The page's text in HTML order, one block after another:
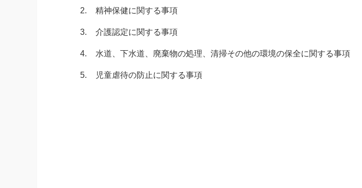
2. 精神保健に関する事項
3. 介護認定に関する事項
4. 水道、下水道、廃棄物の処理、清掃その他の環境の保全に関する事項
5. 児童虐待の防止に関する事項